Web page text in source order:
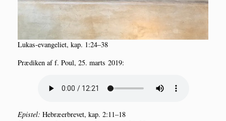
Lukas-evan­ge­li­et, kap. 1:24–38
Præ­di­ken af f. Poul, 25. marts 2019:
Epi­stel: Hebræ­er­bre­vet, kap. 2:11–18